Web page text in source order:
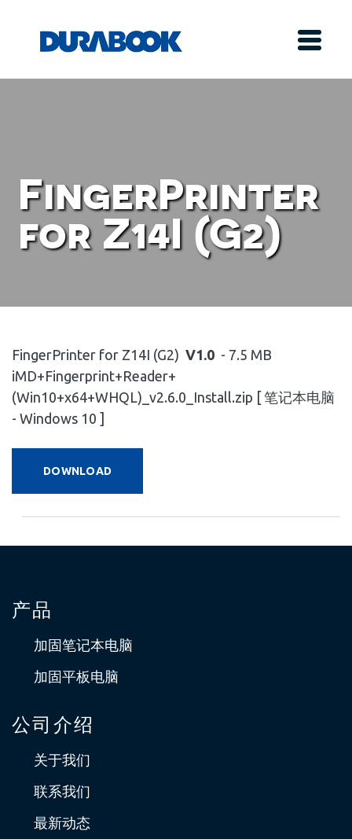
FingerPrinter
for Z14I (G2)
FingerPrinter for Z14I (G2) V1.0 - 7.5 MB
iMD+Fingerprint+Reader+
(Win10+x64+WHQL)_v2.6.0_Install.zip [ 笔记本电脑
- Windows 10 ]
DOWNLOAD
产品
加固笔记本电脑
加固平板电脑
公司介绍
关于我们
联系我们
最新动态